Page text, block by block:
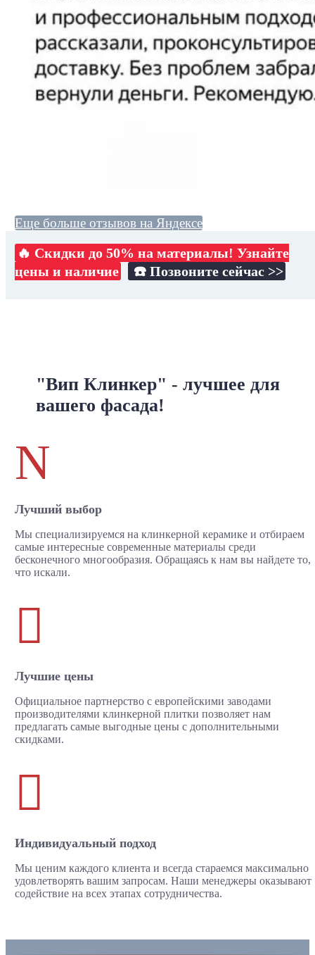
Еще больше отзывов на Яндексе
🔥 Скидки до 50% на материалы! Узнайте
цены и наличие
☎️ Позвоните сейчас >>
"Вип Клинкер" - лучшее для
вашего фасада!
N
Лучший выбор
Мы специализируемся на клинкерной керамике и отбираем
самые интересные современные материалы среди
бесконечного многообразия. Обращаясь к нам вы найдете то,
что искали.

Лучшие цены
Официальное партнерство с европейскими заводами
производителями клинкерной плитки позволяет нам
предлагать самые выгодные цены с дополнительными
скидками.

Индивидуальный подход
Мы ценим каждого клиента и всегда стараемся максимально
удовлетворять вашим запросам. Наши менеджеры оказывают
содействие на всех этапах сотрудничества.